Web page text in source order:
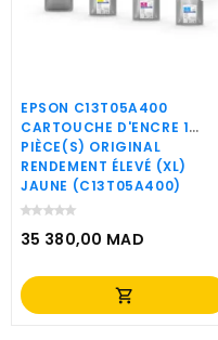
EPSON C13T05A400
CARTOUCHE D'ENCRE 1
PIÈCE(S) ORIGINAL
RENDEMENT ÉLEVÉ (XL)
JAUNE (C13T05A400)
35 380,00 MAD
Prix
shopping_cart